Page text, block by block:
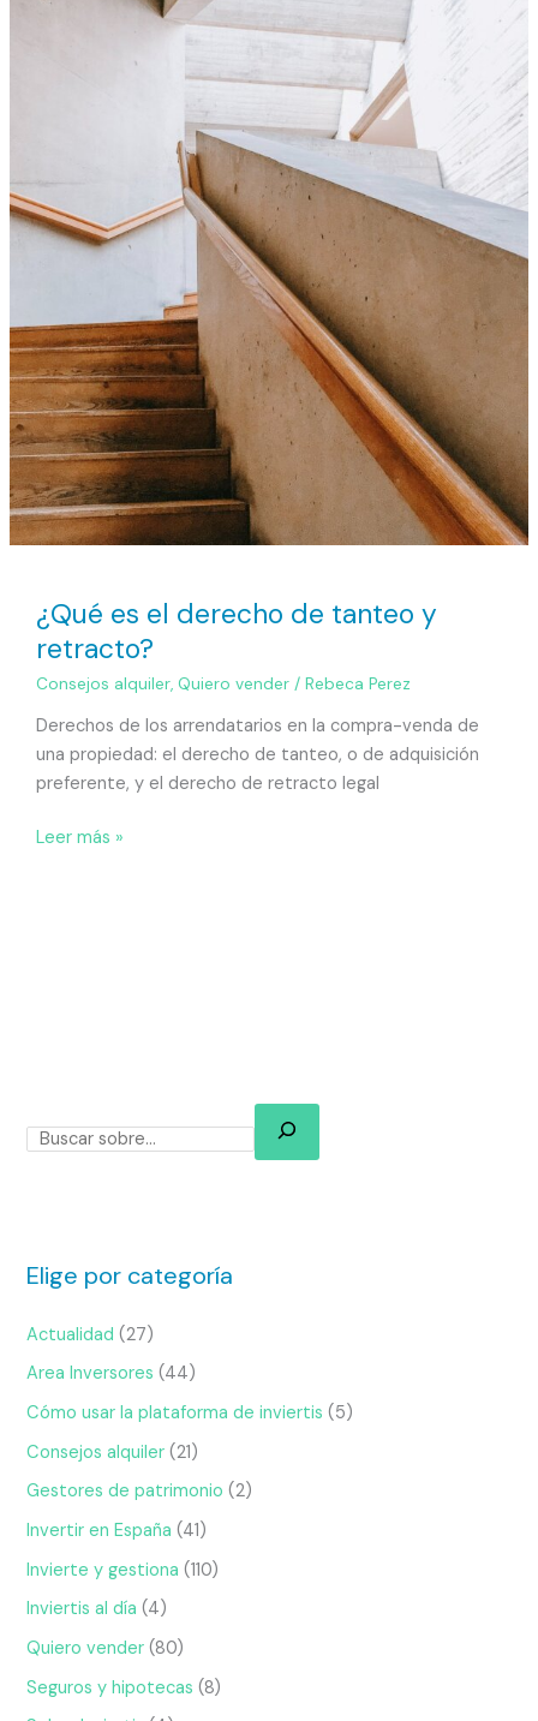
¿Qué es el derecho de tanteo y
retracto?
Consejos alquiler, Quiero vender/ Rebeca Perez
Derechos de los arrendatarios en la compra-venda de
una propiedad: el derecho de tanteo, o de adquisición
preferente, y el derecho de retracto legal
Leer más »
Elige por categoría
Actualidad (27)
Area Inversores (44)
Cómo usar la plataforma de inviertis (5)
Consejos alquiler (21)
Gestores de patrimonio (2)
Invertir en España (41)
Invierte y gestiona (110)
Inviertis al día (4)
Quiero vender (80)
Seguros y hipotecas (8)